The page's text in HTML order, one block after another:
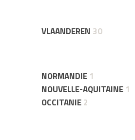
VLAANDEREN 30
NORMANDIE 1
NOUVELLE-AQUITAINE 1
OCCITANIE2